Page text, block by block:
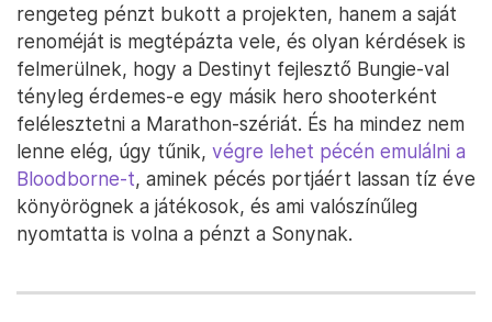
rengeteg pénzt bukott a projekten, hanem a saját
renoméját is megtépázta vele, és olyan kérdések is
felmerülnek, hogy a Destinyt fejlesztő Bungie-val
tényleg érdemes-e egy másik hero shooterként
felélesztetni a Marathon-szériát. És ha mindez nem
lenne elég, úgy tűnik, végre lehet pécén emulálni a
Bloodborne-t, aminek pécés portjáért lassan tíz éve
könyörögnek a játékosok, és ami valószínűleg
nyomtatta is volna a pénzt a Sonynak.